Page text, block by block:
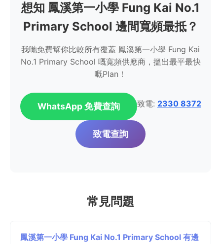
想知 鳳溪第一小學 Fung Kai No.1
Primary School 邊間寬頻最抵？
我哋免費幫你比較所有覆蓋 鳳溪第一小學 Fung Kai
No.1 Primary School 嘅寬頻供應商，搵出最平最快
嘅Plan！
WhatsApp 免費查詢 致電: 2330 8372
致電查詢
常見問題
鳳溪第一小學 Fung Kai No.1 Primary School 有邊